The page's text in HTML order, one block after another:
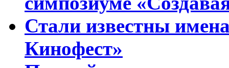
Стали известны
Кинофест»